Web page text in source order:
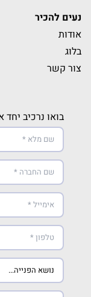
נעים להכיר
אודות
בלוג
צור קשר
בואו נרכיב יחד